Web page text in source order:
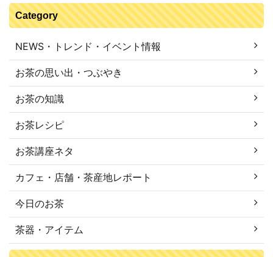
Category
NEWS・トレンド・イベント情報
お茶の思い出・つぶやき
お茶の知識
お茶レシピ
お茶講座ネタ
カフェ・店舗・茶産地レポート
今日のお茶
茶器・アイテム